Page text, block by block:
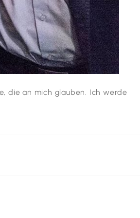
die an mich glauben. Ich werde